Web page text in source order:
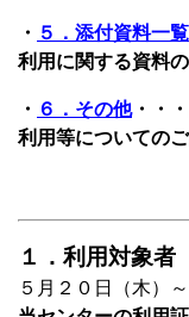
・ ５．添付資料一覧
利用に関する資料
・ ６．その他・・
利用等についての
１．利用対象者
５月２０日（木）